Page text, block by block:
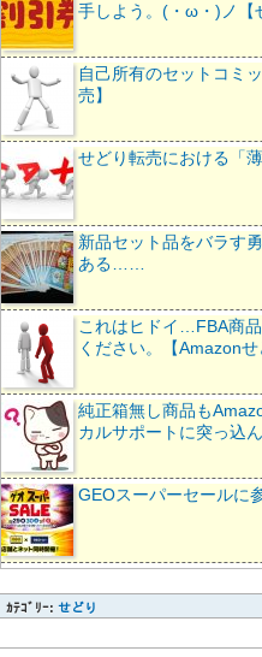
手しよう。(・ω・)ノ【
自己所有のセットコミ
売】
せどり転売における「
新品セット品をバラす
ある……
これはヒドイ…FBA商
ください。【Amazonせ
純正箱無し商品も
カルサポートに突っ込
GEOスーパーセールに
ｶﾃｺﾞﾘｰ: せどり